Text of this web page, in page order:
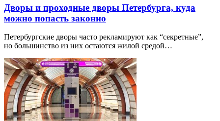
Дворы и проходные дворы Петербурга, куда
можно попасть законно
Петербургские дворы часто рекламируют как “секретные”,
но большинство из них остаются жилой средой…